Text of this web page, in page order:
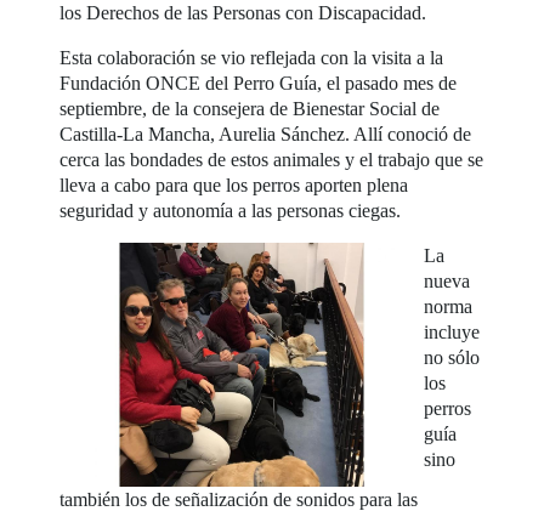
los Derechos de las Personas con Discapacidad.
Esta colaboración se vio reflejada con la visita a la
Fundación ONCE del Perro Guía, el pasado mes de
septiembre, de la consejera de Bienestar Social de
Castilla-La Mancha, Aurelia Sánchez. Allí conoció de
cerca las bondades de estos animales y el trabajo que se
lleva a cabo para que los perros aporten plena
seguridad y autonomía a las personas ciegas.
La
nueva
norma
incluye
no sólo
los
perros
guía
sino
también los de señalización de sonidos para las